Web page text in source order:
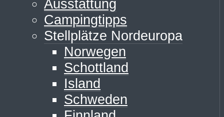
Ausstattung
Campingtipps
Stellplätze Nordeuropa
Norwegen
Schottland
Island
Schweden